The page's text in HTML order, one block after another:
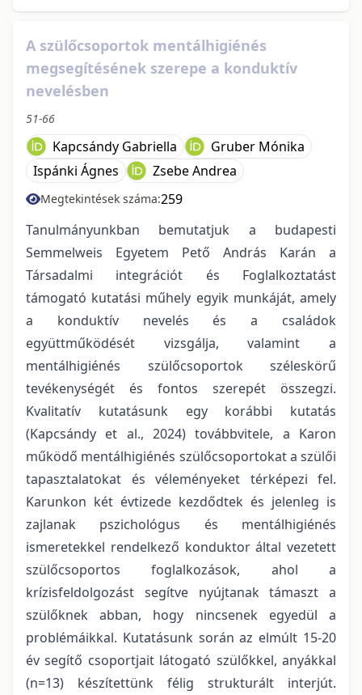
A szülőcsoportok mentálhigiénés
megsegítésének szerepe a konduktív
nevelésben
51-66
Kapcsándy Gabriella
Gruber Mónika
Ispánki Ágnes
Zsebe Andrea
Megtekintések száma:259
Tanulmányunkban bemutatjuk a budapesti
Semmelweis Egyetem Pető András Karán a
Társadalmi integrációt és Foglalkoztatást
támogató kutatási műhely egyik munkáját, amely
a konduktív nevelés és a családok
együttműködését vizsgálja, valamint a
mentálhigiénés szülőcsoportok széleskörű
tevékenységét és fontos szerepét összegzi.
Kvalitatív kutatásunk egy korábbi kutatás
(Kapcsándy et al., 2024) továbbvitele, a Karon
működő mentálhigiénés szülőcsoportokat a szülői
tapasztalatokat és véleményeket térképezi fel.
Karunkon két évtizede kezdődtek és jelenleg is
zajlanak pszichológus és mentálhigiénés
ismeretekkel rendelkező konduktor által vezetett
szülőcsoportos foglalkozások, ahol a
krízisfeldolgozást segítve nyújtanak támaszt a
szülőknek abban, hogy nincsenek egyedül a
problémáikkal. Kutatásunk során az elmúlt 15-20
év segítő csoportjait látogató szülőkkel, anyákkal
(n=13) készítettünk félig strukturált interjút.